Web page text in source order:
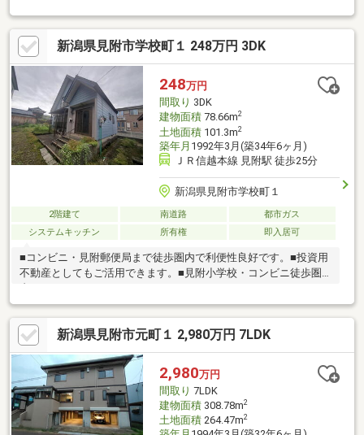
新潟県見附市学校町１ 248万円 3DK
248万円
間取り 3DK
建物面積78.66m2
土地面積101.3m2
築年月 1992年3月(築34年6ヶ月)
ＪＲ信越本線 見附駅 徒歩25分
新潟県見附市学校町１
2階建て 南道路
都市ガス
システムキッチン
所有権 即入居可
■コンビニ・見附郵便局まで徒歩圏内で利便性良好です。■投資用
不動産としてもご活用できます。■見附小学校・コンビニ徒歩圏
新潟県見附市元町１ 2,980万円 7LDK
2,980万円
間取り 7LDK
建物面積308.78m2
土地面積264.47m2